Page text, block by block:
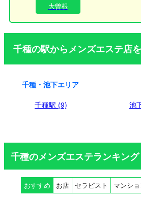
大曽根
千種の駅からメンズエステ店
千種・池下エリア
千種駅 (9)
池
千種のメンズエステランキング
おすすめ お店 セラピスト マンシ